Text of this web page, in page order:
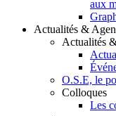
aux
Actualités &
Actualités
O.S.E, le
Colloques
Les